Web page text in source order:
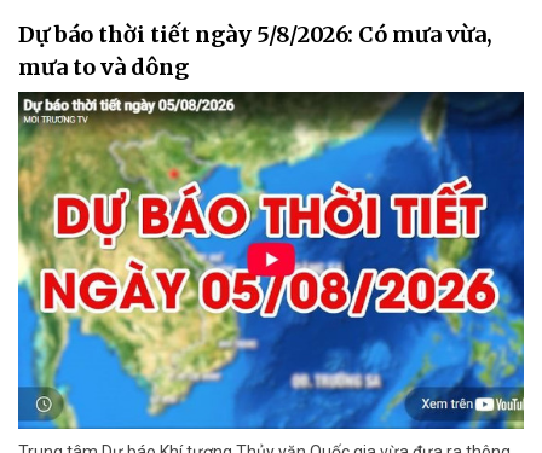
Dự báo thời tiết ngày 5/8/2026: Có mưa vừa,
mưa to và dông